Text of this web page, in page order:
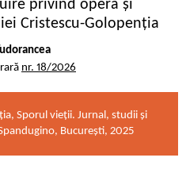
privind opera și
Cristescu-Golopenția
nr. 18/2026
Sporul vieții. Jurnal, studii și
București, 2025